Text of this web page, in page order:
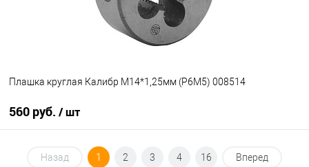
Плашка круглая Калибр М14*1,25мм (Р6М5) 008514
560 руб. / шт
В корзину
Назад 1 2 3 4 16 Вперед